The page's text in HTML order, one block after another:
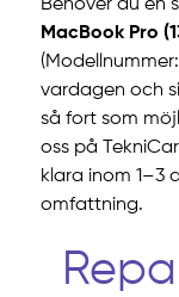
Behöver du en
MacBook Pro
(Modellnummer:
vardagen och
så fort som
oss på
klara inom 1–3
omfattning.